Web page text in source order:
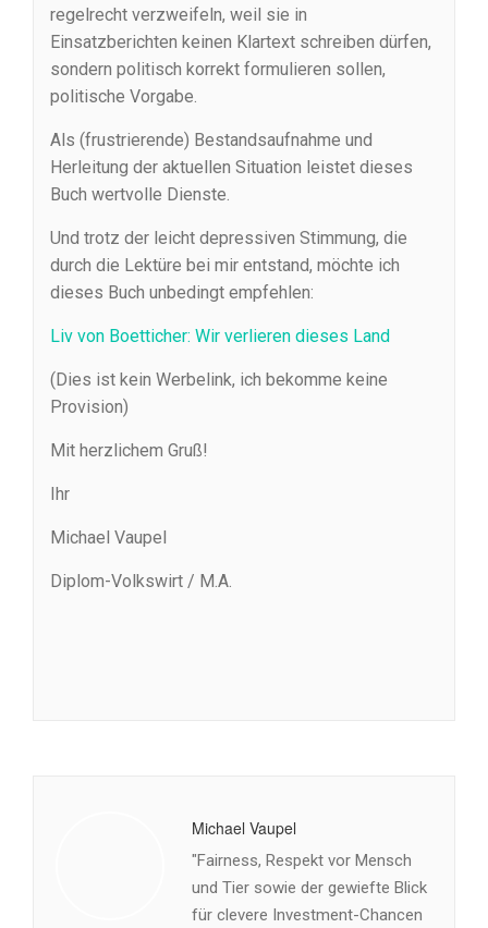
regelrecht verzweifeln, weil sie in
Einsatzberichten keinen Klartext schreiben dürfen,
sondern politisch korrekt formulieren sollen,
politische Vorgabe.
Als (frustrierende) Bestandsaufnahme und
Herleitung der aktuellen Situation leistet dieses
Buch wertvolle Dienste.
Und trotz der leicht depressiven Stimmung, die
durch die Lektüre bei mir entstand, möchte ich
dieses Buch unbedingt empfehlen:
Liv von Boetticher: Wir verlieren dieses Land
(Dies ist kein Werbelink, ich bekomme keine
Provision)
Mit herzlichem Gruß!
Ihr
Michael Vaupel
Diplom-Volkswirt / M.A.
Michael Vaupel
"Fairness, Respekt vor Mensch
und Tier sowie der gewiefte Blick
für clevere Investment-Chancen